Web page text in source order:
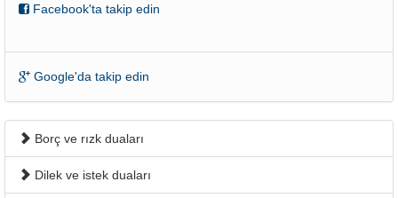
Facebook'ta takip edin
Google'da takip edin
Borç ve rızk duaları
Dilek ve istek duaları